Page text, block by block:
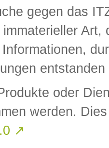
gegen das
oder
werden.
↗